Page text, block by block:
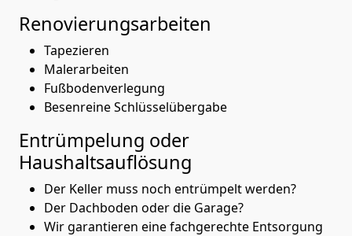
Renovierungsarbeiten
Tapezieren
Malerarbeiten
Fußbodenverlegung
Besenreine Schlüsselübergabe
Entrümpelung oder
Haushaltsauflösung
Der Keller muss noch entrümpelt werden?
Der Dachboden oder die Garage?
Wir garantieren eine fachgerechte Entsorgung